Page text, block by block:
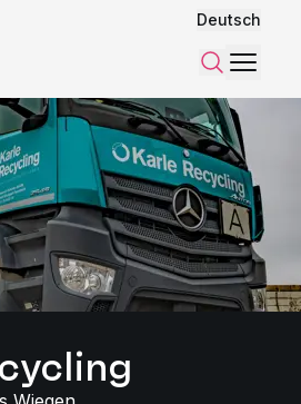
Deutsch
Suchen
Menü